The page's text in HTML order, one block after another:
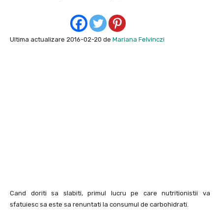
Ultima actualizare 2016-02-20 de Mariana Felvinczi
Cand doriti sa slabiti, primul lucru pe care nutritionistii va
sfatuiesc sa este sa renuntati la consumul de carbohidrati.